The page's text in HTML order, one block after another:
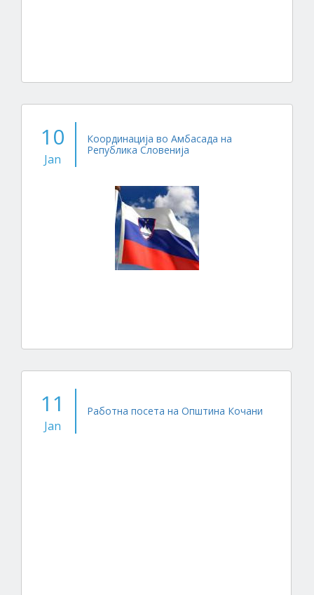
10
Jan
Координација во Амбасада на
Република Словенија
11
Jan
Работна посета на Општина Кочани